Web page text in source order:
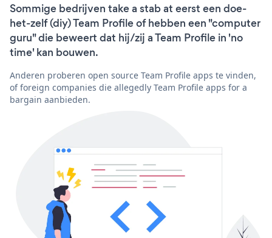
Sommige bedrijven take a stab at eerst een doe-
het-zelf (diy) Team Profile of hebben een "computer
guru" die beweert dat hij/zij a Team Profile in 'no
time' kan bouwen.
Anderen proberen open source Team Profile apps te vinden,
of foreign companies die allegedly Team Profile apps for a
bargain aanbieden.